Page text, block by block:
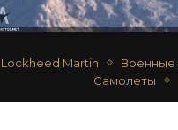
Lockheed Martin Военные
Самолеты